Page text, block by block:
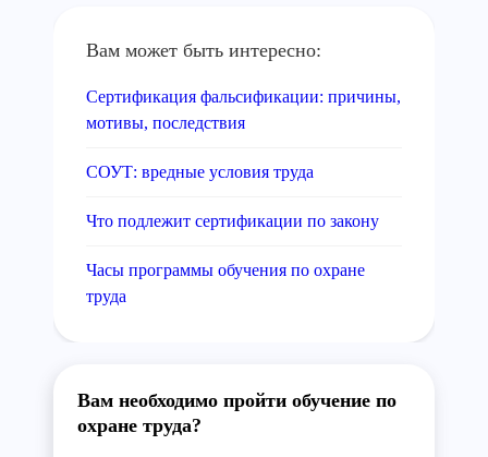
Вам может быть интересно:
Сертификация фальсификации: причины,
мотивы, последствия
СОУТ: вредные условия труда
Что подлежит сертификации по закону
Часы программы обучения по охране
труда
Вам необходимо пройти обучение по
охране труда?